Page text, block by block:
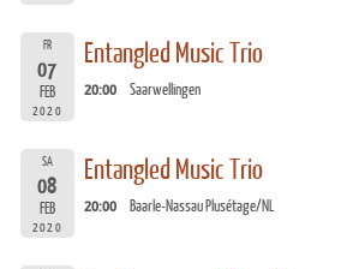
FR
07
FEB
2020
Entangled Music Trio
20:00 Saarwellingen
SA
08
FEB
2020
Entangled Music Trio
20:00 Baarle-Nassau Plusétage/NL